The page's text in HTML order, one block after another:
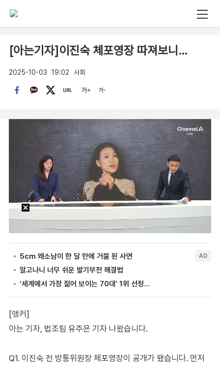
[아는기자]이진숙 체포영장 따져보니…
2025-10-03 19:02 사회
[앵커]
아는 기자, 법조팀 유주은 기자 나왔습니다.
Q1. 이진숙 전 방통위원장 체포영장이 공개가 됐습니다. 먼저